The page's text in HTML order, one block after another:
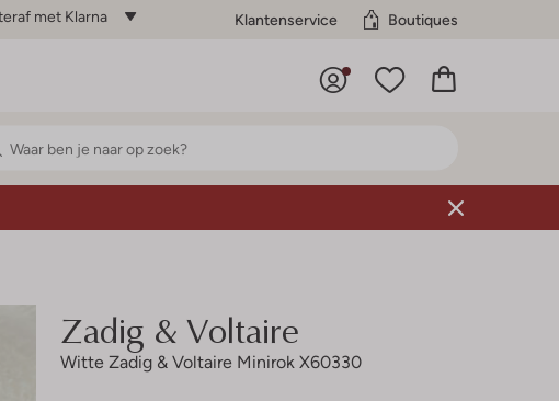
met Klarna Klantenservice Boutiques
Zadig & Voltaire
Witte Zadig & Voltaire Minirok X60330